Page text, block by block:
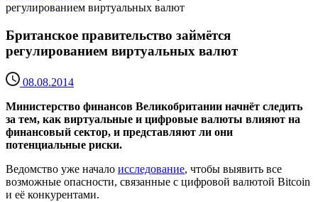
регулированием виртуальных валют
Британское правительство займётся
регулированием виртуальных валют
08.08.2014
Министерство финансов Великобритании начнёт следить
за тем, как виртуальные и цифровые валюты влияют на
финансовый сектор, и представляют ли они
потенциальные риски.
Ведомство уже начало исследование, чтобы выявить все
возможные опасности, связанные с цифровой валютой Bitcoin
и её конкурентами.